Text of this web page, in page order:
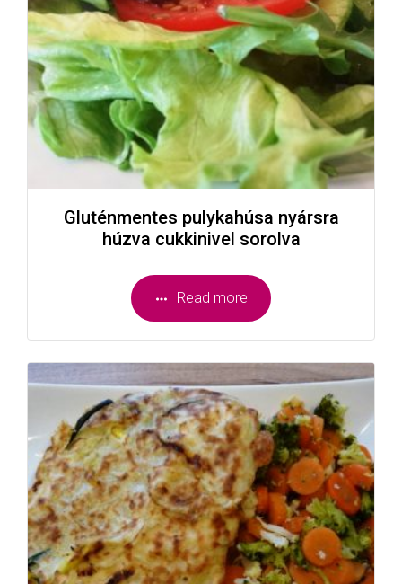
Gluténmentes pulykahúsa nyársra
húzva cukkinivel sorolva
Read more